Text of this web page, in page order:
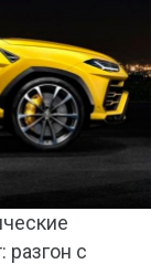
разгон с